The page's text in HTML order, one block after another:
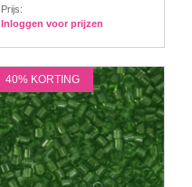
Prijs:
Inloggen voor prijzen
40% KORTING